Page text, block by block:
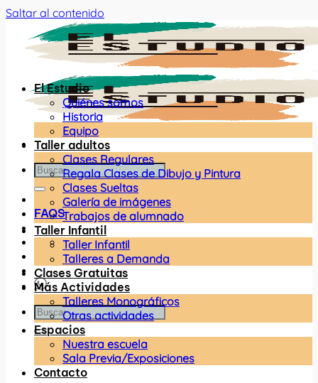
Saltar al contenido
FAQS
El Estudio
Quiénes somos
Historia
Equipo
Taller adultos
Clases Regulares
Regala Clases de Dibujo y Pintura
Clases Sueltas
Galería de imágenes
Trabajos de alumnado
Taller Infantil
Taller Infantil
Talleres a Demanda
Clases Gratuitas
Más Actividades
Talleres Monográficos
Otras actividades
Espacios
Nuestra escuela
Sala Previa/Exposiciones
Contacto